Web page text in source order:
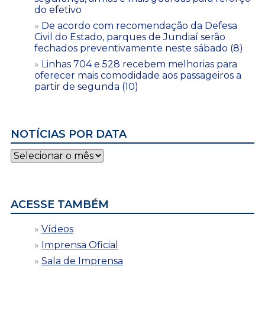
do efetivo
De acordo com recomendação da Defesa
Civil do Estado, parques de Jundiaí serão
fechados preventivamente neste sábado (8)
Linhas 704 e 528 recebem melhorias para
oferecer mais comodidade aos passageiros a
partir de segunda (10)
NOTÍCIAS POR DATA
Notícias
por
ACESSE TAMBÉM
Vídeos
Imprensa Oficial
Sala de Imprensa